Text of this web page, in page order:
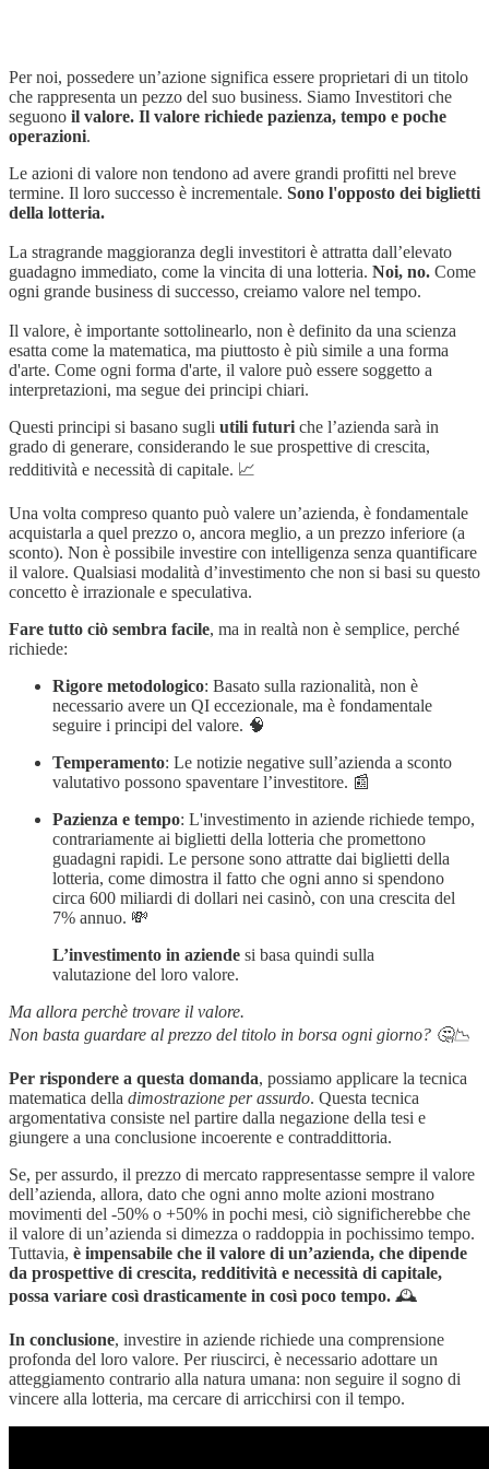
Per noi, possedere un’azione significa essere proprietari di un titolo
che rappresenta un pezzo del suo business. Siamo Investitori che
seguono il valore. Il valore richiede pazienza, tempo e poche
operazioni.
Le azioni di valore non tendono ad avere grandi profitti nel breve
termine. Il loro successo è incrementale. Sono l'opposto dei biglietti
della lotteria.
La stragrande maggioranza degli investitori è attratta dall’elevato
guadagno immediato, come la vincita di una lotteria. Noi, no. Come
ogni grande business di successo, creiamo valore nel tempo.
Il valore, è importante sottolinearlo, non è definito da una scienza
esatta come la matematica, ma piuttosto è più simile a una forma
d'arte. Come ogni forma d'arte, il valore può essere soggetto a
interpretazioni, ma segue dei principi chiari.
Questi principi si basano sugli utili futuri che l’azienda sarà in
grado di generare, considerando le sue prospettive di crescita,
redditività e necessità di capitale. 📈
Una volta compreso quanto può valere un’azienda, è fondamentale
acquistarla a quel prezzo o, ancora meglio, a un prezzo inferiore (a
sconto). Non è possibile investire con intelligenza senza quantificare
il valore. Qualsiasi modalità d’investimento che non si basi su questo
concetto è irrazionale e speculativa.
Fare tutto ciò sembra facile, ma in realtà non è semplice, perché
richiede:
Rigore metodologico: Basato sulla razionalità, non è
necessario avere un QI eccezionale, ma è fondamentale
seguire i principi del valore. 🧠
Temperamento: Le notizie negative sull’azienda a sconto
valutativo possono spaventare l’investitore. 📰
Pazienza e tempo: L'investimento in aziende richiede tempo,
contrariamente ai biglietti della lotteria che promettono
guadagni rapidi. Le persone sono attratte dai biglietti della
lotteria, come dimostra il fatto che ogni anno si spendono
circa 600 miliardi di dollari nei casinò, con una crescita del
7% annuo. 💸
L’investimento in aziende si basa quindi sulla
valutazione del loro valore.
Ma allora perchè trovare il valore.
Non basta guardare al prezzo del titolo in borsa ogni giorno? 🤔📉
Per rispondere a questa domanda, possiamo applicare la tecnica
matematica della dimostrazione per assurdo. Questa tecnica
argomentativa consiste nel partire dalla negazione della tesi e
giungere a una conclusione incoerente e contraddittoria.
Se, per assurdo, il prezzo di mercato rappresentasse sempre il valore
dell’azienda, allora, dato che ogni anno molte azioni mostrano
movimenti del -50% o +50% in pochi mesi, ciò significherebbe che
il valore di un’azienda si dimezza o raddoppia in pochissimo tempo.
Tuttavia, è impensabile che il valore di un’azienda, che dipende
da prospettive di crescita, redditività e necessità di capitale,
possa variare così drasticamente in così poco tempo. 🕰️
In conclusione, investire in aziende richiede una comprensione
profonda del loro valore. Per riuscirci, è necessario adottare un
atteggiamento contrario alla natura umana: non seguire il sogno di
vincere alla lotteria, ma cercare di arricchirsi con il tempo.